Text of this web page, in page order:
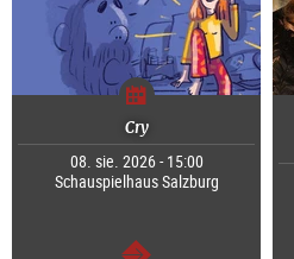
Cry
08. sie. 2026 - 15:00
Schauspielhaus Salzburg